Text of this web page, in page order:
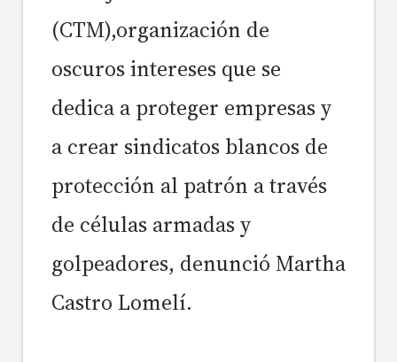
(CTM),organización de
oscuros intereses que se
dedica a proteger empresas y
a crear sindicatos blancos de
protección al patrón a través
de células armadas y
golpeadores, denunció Martha
Castro Lomelí.